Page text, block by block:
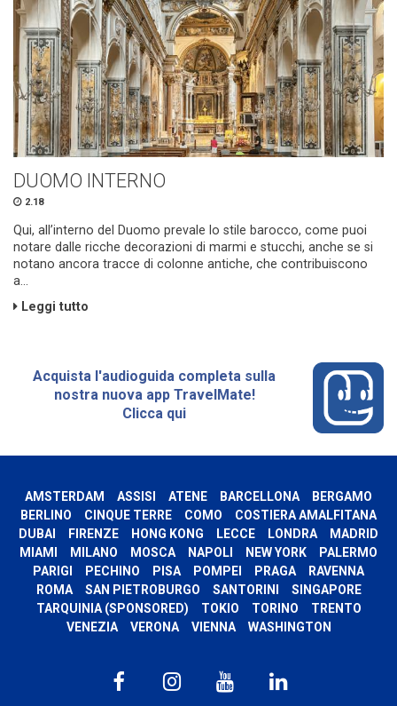
DUOMO INTERNO
2.18
Qui, all’interno del Duomo prevale lo stile barocco, come puoi
notare dalle ricche decorazioni di marmi e stucchi, anche se si
notano ancora tracce di colonne antiche, che contribuiscono
a...
Leggi tutto
Acquista l'audioguida completa sulla
nostra nuova app TravelMate!
Clicca qui
AMSTERDAM ASSISI ATENE BARCELLONA
BERGAMO
BERLINO
CINQUE TERRE COMO
COSTIERA AMALFITANA
DUBAI
FIRENZE HONG KONG LECCE LONDRA
MADRID
MIAMI
MILANO MOSCA NAPOLI NEW YORK
PALERMO
PARIGI
PECHINO PISA POMPEI PRAGA
RAVENNA
ROMA
SAN PIETROBURGO SANTORINI
SINGAPORE
TARQUINIA (SPONSORED)
TOKIO TORINO
TRENTO
VENEZIA
VERONA VIENNA WASHINGTON